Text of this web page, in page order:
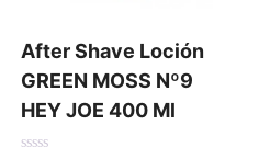
After Shave Loción
GREEN MOSS Nº9
HEY JOE 400 Ml